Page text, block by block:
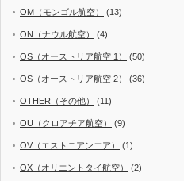
OM（モンゴル航空） (13)
ON（ナウル航空） (4)
OS（オーストリア航空 1） (50)
OS（オーストリア航空 2） (36)
OTHER（その他） (11)
OU（クロアチア航空） (9)
OV（エストニアンエア） (1)
OX（オリエントタイ航空） (2)